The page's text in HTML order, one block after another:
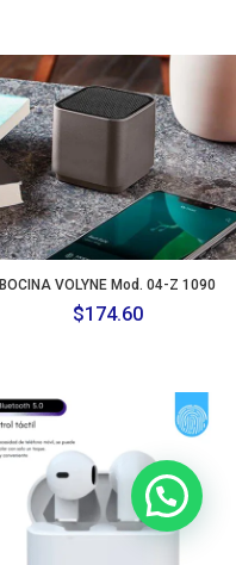
BOCINA VOLYNE Mod. 04-Z 1090
$174.60